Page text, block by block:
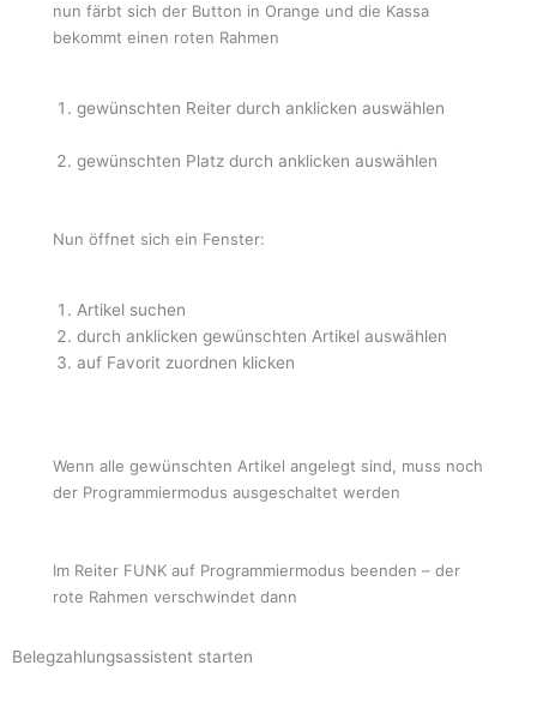
nun färbt sich der Button in Orange und die Kassa
bekommt einen roten Rahmen
gewünschten Reiter durch anklicken auswählen
gewünschten Platz durch anklicken auswählen
Nun öffnet sich ein Fenster:
Artikel suchen
durch anklicken gewünschten Artikel auswählen
auf Favorit zuordnen klicken
Wenn alle gewünschten Artikel angelegt sind, muss noch
der Programmiermodus ausgeschaltet werden
Im Reiter FUNK auf Programmiermodus beenden – der
rote Rahmen verschwindet dann
Belegzahlungsassistent starten